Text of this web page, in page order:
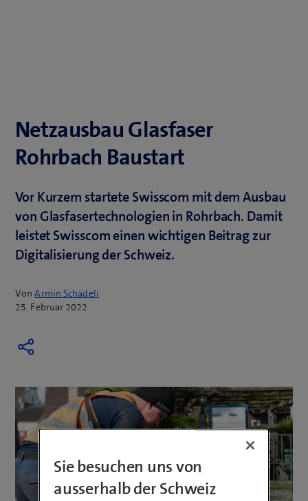
Netzausbau Glasfaser
Rohrbach Baustart
Vor Kurzem startete Swisscom mit dem Ausbau
von Glasfasertechnologien in Rohrbach. Damit
leistet Swisscom einen wichtigen Beitrag zur
Digitalisierung der Schweiz.
VonArmin Schädeli
25. Februar 2022
Sie besuchen uns von
ausserhalb der Schweiz